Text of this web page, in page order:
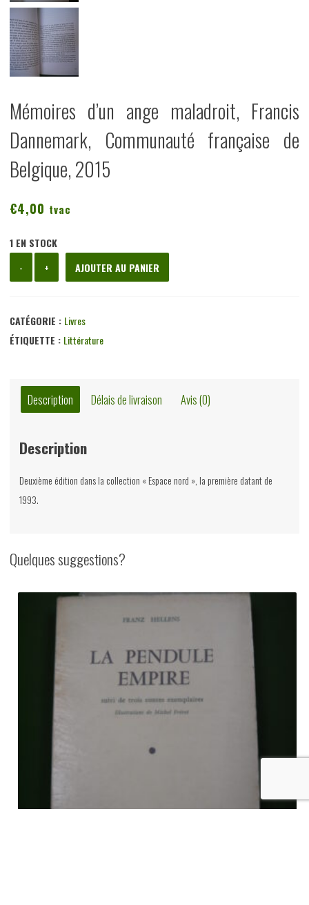
Mémoires d’un ange maladroit, Francis
Dannemark, Communauté française de
Belgique, 2015
€4,00 tvac
1 EN STOCK
-
de
d'un
ange
Dannemark,
Communauté
de
Belgique,
2015
+ AJOUTER AU PANIER
CATÉGORIE : Livres
ÉTIQUETTE : Littérature
Description Délais de livraison Avis (0)
Description
Deuxième édition dans la collection « Espace nord », la première datant de
1993.
Quelques suggestions?